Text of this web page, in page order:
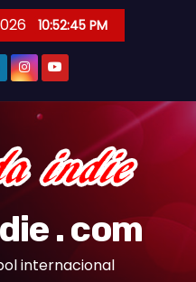
10:52:46 PM
. com
internacional